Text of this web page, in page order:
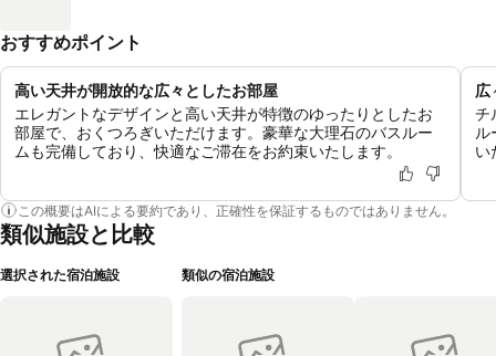
おすすめポイント
高い天井が開放的な広々としたお部屋
エレガントなデザインと高い天井が特徴のゆったりとしたお
部屋で、おくつろぎいただけます。豪華な大理石のバスルー
ムも完備しており、快適なご滞在をお約束いたします。
広
チ
ル
い
この概要はAIによる要約であり、正確性を保証するものではありません。
類似施設と比較
選択された宿泊施設 類似の宿泊施設